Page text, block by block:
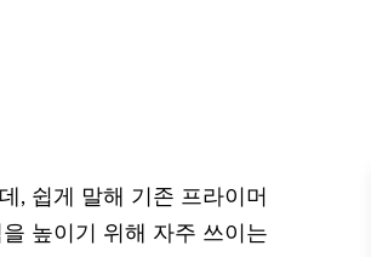
, 쉽게 말해 기존 프라이머
높이기 위해 자주 쓰이는